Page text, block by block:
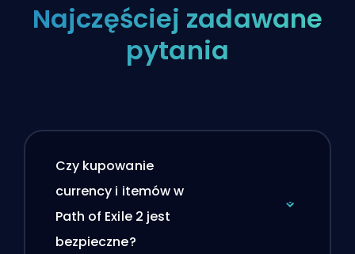
Najczęściej zadawane
pytania
Czy kupowanie
currency i itemów w
Path of Exile 2 jest
bezpieczne?